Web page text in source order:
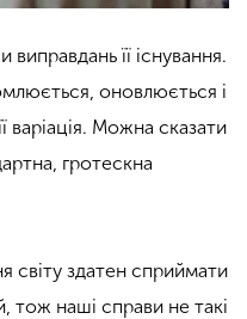
її існування.
оновлюється і
варіація. Можна сказати
гротескна
світу здатен сприймати
тож наші справи не такі